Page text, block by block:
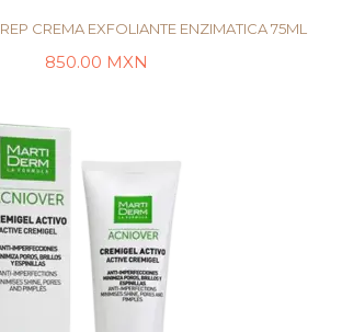
CREMA EXFOLIANTE ENZIMATICA 75ML
850.00 MXN